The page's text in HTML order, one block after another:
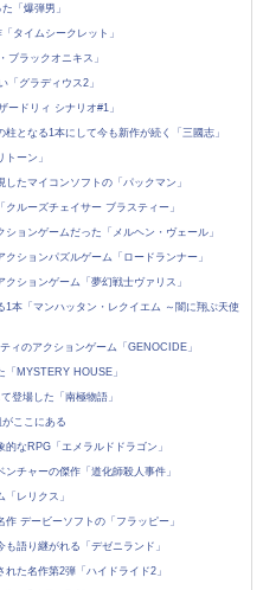
「爆弾男」
タイムシークレット」
ブラックオニキス」
「グラディウス2」
ードリィ シナリオ#1」
となる1本にして今も新作が続く「三國志」
ーン」
たマイコンソフトの「パックマン」
ルーズチェイサー ブラスティー」
ョンゲームだった「メルヘン・ヴェール」
ションパズルゲーム「ロードランナー」
ションゲーム「夢幻戦士ヴァリス」
1本「マンハッタン・レクイエム ～闇に翔ぶ天使
ィのアクションゲーム「GENOCIDE」
「MYSTERY HOUSE」
登場した「南極物語」
ここにある
なRPG「エメラルドドラゴン」
チャーの傑作「道化師殺人事件」
レリクス」
デービーソフトの「フラッピー」
語り継がれる「デゼニランド」
た名作第2弾「ハイドライド2」